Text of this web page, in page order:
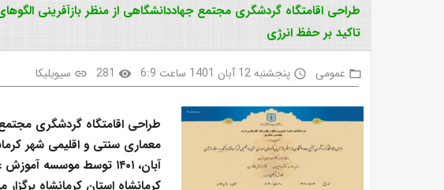
طراحی اقامتگاه گردشگری مجتمع جهاددانشگاهی از منظر بازآفرینی
تاکید بر حفظ انرژی
folder_open عمومی access_time پنجشنبه 12 آبان 1401 ساعت 6:9 visibility
281
link سیویلیکا
طراحی اقامتگاه گردشگری مجتمع
آبان، ۱۴۰۱ توسط موسسه
کرمانشاه استان کرمانشاه